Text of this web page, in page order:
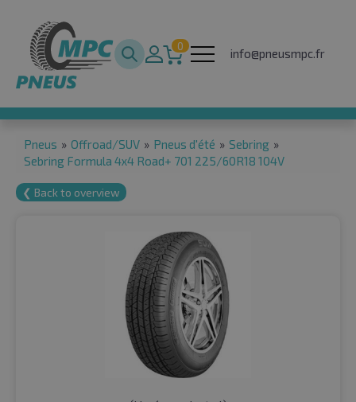
0
info@pneusmpc.fr
Pneus » Offroad/SUV » Pneus d'été » Sebring »
Sebring Formula 4x4 Road+ 701 225/60R18 104V
❮ Back to overview